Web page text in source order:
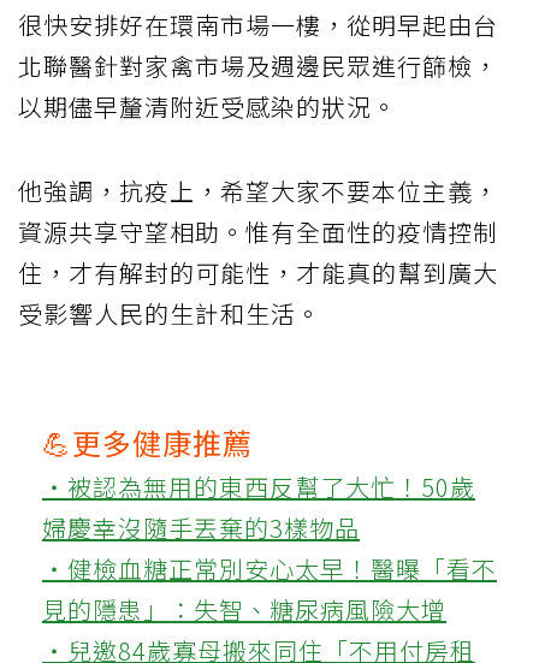
很快安排好在環南市場一樓，從明早起由台
北聯醫針對家禽市場及週邊民眾進行篩檢，
以期儘早釐清附近受感染的狀況。
他強調，抗疫上，希望大家不要本位主義，
資源共享守望相助。惟有全面性的疫情控制
住，才有解封的可能性，才能真的幫到廣大
受影響人民的生計和生活。
💪更多健康推薦
‧被認為無用的東西反幫了大忙！50歲
婦慶幸沒隨手丟棄的3樣物品
‧健檢血糖正常別安心太早！醫曝「看不
見的隱患」：失智、糖尿病風險大增
‧兒邀84歲寡母搬來同住「不用付房租